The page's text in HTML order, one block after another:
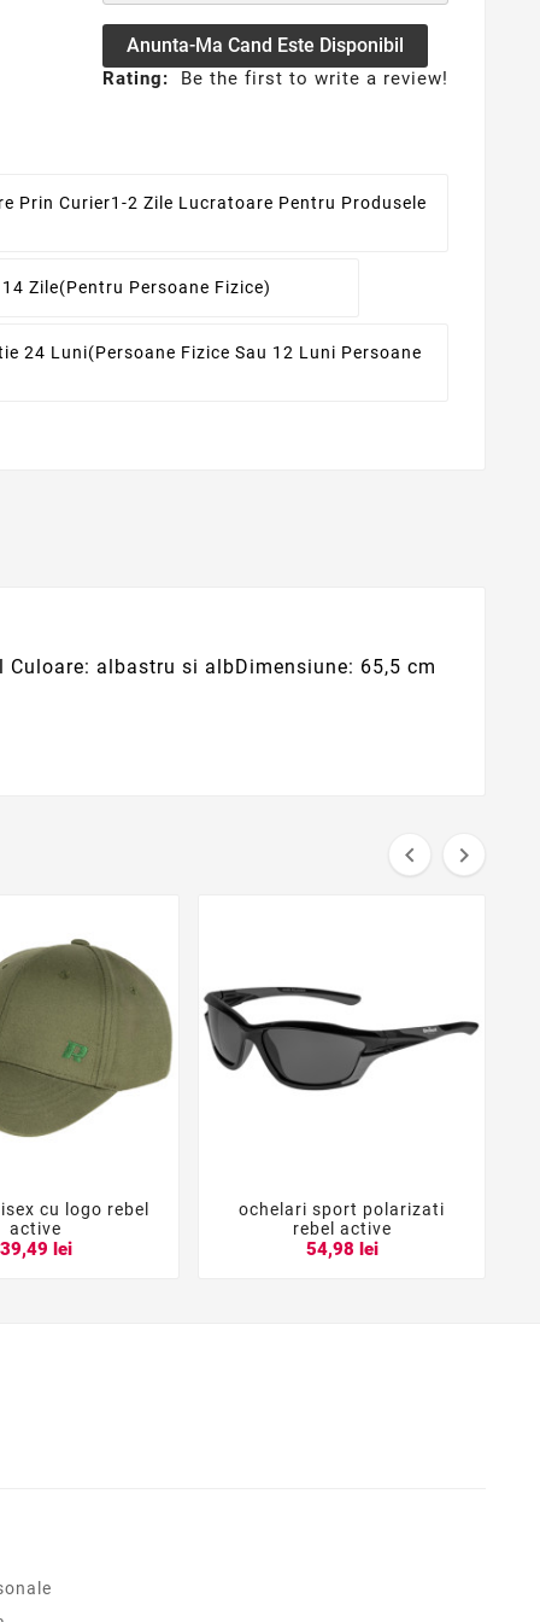
Anunta-Ma Cand Este Disponibil
Rating: Be the first to write a review!
Prin Curier1-2 Zile Lucratoare Pentru Produsele
Zile(pentru Persoane Fizice)
24 Luni(persoane Fizice Sau 12 Luni Persoane
Culoare: albastru si albDimensiune: 65,5 cm
 
 
cu logo rebel
active
39,49 lei
  
ochelari sport polarizati
rebel active
54,98 lei